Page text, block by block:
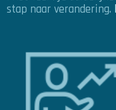
stap naar verandering.